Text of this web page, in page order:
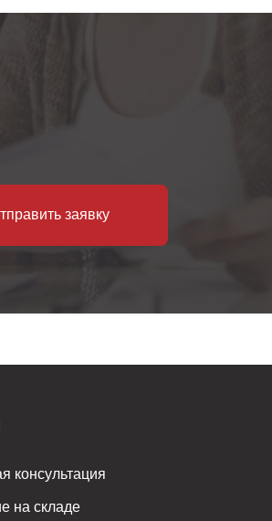
заявку
консультация
на складе